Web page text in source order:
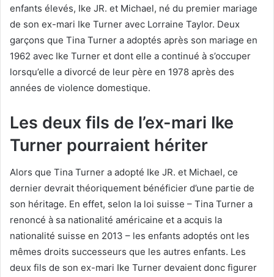
enfants élevés, Ike JR. et Michael, né du premier mariage
de son ex-mari Ike Turner avec Lorraine Taylor. Deux
garçons que Tina Turner a adoptés après son mariage en
1962 avec Ike Turner et dont elle a continué à s’occuper
lorsqu’elle a divorcé de leur père en 1978 après des
années de violence domestique.
Les deux fils de l’ex-mari Ike
Turner pourraient hériter
Alors que Tina Turner a adopté Ike JR. et Michael, ce
dernier devrait théoriquement bénéficier d’une partie de
son héritage. En effet, selon la loi suisse – Tina Turner a
renoncé à sa nationalité américaine et a acquis la
nationalité suisse en 2013 – les enfants adoptés ont les
mêmes droits successeurs que les autres enfants. Les
deux fils de son ex-mari Ike Turner devaient donc figurer